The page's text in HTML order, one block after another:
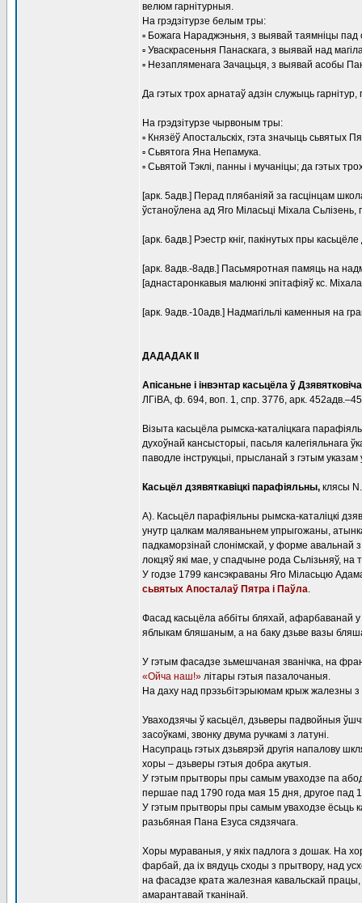
велюм гарнітурныя.
На грэдзітурзе белым тры:
▫ Божага Нараджэньня, з выявай таямніцы
▫ Уваскрасеньня Панаскага, з выявай над
▫ Незапляменага Зачацьця, з выявай асобы
Да гэтых трох арнатаў адзін служыць
На грэдзітурзе чырвоным тры:
▫ Князёў Апостальскіх, гэта значыць сьвятых
▫ Сьвятога Яна Непамука.
▫ Сьвятой Тэклі, панны і мучаніцы; да гэтых
[арк. 5адв.] Перад плябаніяй за гасцінцам
ўстаноўлена ад Яго Міласьці Міхала Сьлізень,
[арк. 6адв.] Рэестр кніг, пакінутых пры
[арк. 8адв.-8адв.] Пасьмяротная памяць на
[аднастаронкавыя малюнкі эпітафіяў кс.
[арк. 9адв.-10адв.] Надмагільлі каменныя на
ДАДАДАК II
Апісаньне і інвэнтар касьцёла ў
ЛГіВА, ф. 694, воп. 1, спр. 3776, арк.
Візыта касьцёла рымска-каталіцкага
духоўнай кансысторыі, пасьля
паводле інструкцыі, прысланай з гэтым
Касьцёл дзявяткавіцкі парафіяльны, клясы N.
А). Касьцёл парафіяльны рымска-каталіцкі
унутр цалкам маляваньнем упрыгожаны,
падкаморзінай слонімскай, у форме
локцяў які мае, у спадчыне рода Сьлізьняў,
У годзе 1799 кансэкраваны Яго Міласьцю
сьвятых Апосталаў Пятра і Паўла.
Фасад касьцёла аббіты бляхай, афарбаванай
яблыкам бляшаным, а на баку дзьве вазы
У гэтым фасадзе зьмешчаная званічка, на
«Ойча наш!» літары гэтыя пазалочаныя.
На даху над прэзьбітэрыюмам крыж жалезны
Уваходзячы ў касьцёл, дзьверы падвойныя
засоўкамі, звонку двума ручкамі з латуні.
Насупраць гэтых дзьвярэй другія напалову
хоры – дзьверы гэтыя добра акутыя.
У гэтым прытворы пры самым уваходзе па
першае пад 1790 года мая 15 дня, другое пад
У гэтым прытворы пры самым уваходзе ёсьць
разьбяная Пана Езуса сядзячага.
Хоры мураваныя, у якіх падлога з дошак. На
фарбай, да іх вядуць сходы з прытвору, над
на фасадзе крата жалезная кавальскай
амарантавай тканінай.